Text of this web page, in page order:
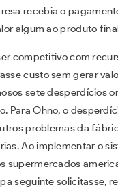
recebia o
algum ao produto
competitivo com
custo sem gerar
sete desperdícios
Para Ohno, o
problemas da
Ao implementar o
supermercados
seguinte solicitasse,